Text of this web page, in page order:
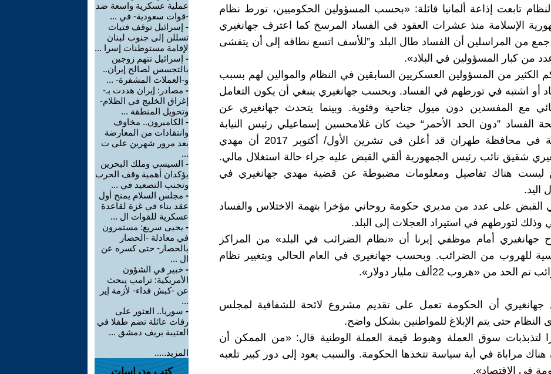
تابعت إذاعة ألمانيا قائلة: «بحسب المسؤولين الحكوميين، تورط نظام
الإسلامة منذ عشرات العقود في الفساد المرسخ كما اعترف جهانغيري
جمع من المراسلين أن الفساد طال البلد و”للأسف اتسع نطاقه إلى أن يتفشى
من كبار المسؤولين في البلاد».
الكثير من المسؤولين العسكريين السابقين في النظام والموالين لهم بسبب
أو اشتبه في تورطهم في الفساد. وبحسب جهانغيري ينبغي أن يكون التعامل
مع المفسدين دون ميول جناحية وفئوية. وبينما يتحدث جهانغيري عن
الفساد ”دون الحد الأحمر“ حيث كان غلامحسين إسماعيلي رئيس النيابة
العامة في محافظة طهران قد أعلن في تشرين الأول/ أكتوبر 2017 أن مهدي
شقيق نائب رئيس الجمهورية ألقي القبض عليه جراء حالة استغلال مالي.
ليست هناك تفاصيل ومعلومات مضبوطة عن قضية مهدي جهانغيري في
اليد.
القبض على عدد من مديري حكومة روحاني مؤخرا بتهمة الاختلاس والفساد
وذلك لتورطهم في استيراد العجلات إلى البلد.
جهانغيري أمام موظفي إيرنا أن «نظام الضرائب في البلد» من المراكز
للهروب من الضرائب. وبحسب جهانغيري في العام الحالي وبتغيير نظام
تم الحد من «هروب 22ألف مليار دولار».
جهانغيري أن الحكومة تعمل على تقديم مشروع لائحة للشفافية لمجلس
النظام حتى يتم الإبلاغ للمواطنين بشكل واضح.
لتذبذبات سوق العملة وهبوط قيمة العملة الوطنية قال: «من الممكن أن
هناك مراباة في أية سياسة تتخذها الحكومة. والسبب يعود إلى دور كبير تلعبه
في الاقتصاد».
عملية عسكرية واسعة ضد
-قوات سعودية- في ...
- إسرائيل توقف فتيات
تسللن إلى جنوب لبنان
لإقامة مستوطنات إسرا ...
- إسرائيل تتهم زوجين
بالتجسس لصالح إيران..
و-العملات المشفرة- ...
- مصادر: إيران هددت بـ-
إغراق الخليج في الظلام-
وتحويل المنطقة ...
- الكاميرون.. مخاوف
وانتقادات من المعارضة
بعد مرور شهرين على ت
...
- السيسي وملك البحرين
يؤكدان أهمية وقف الحرب
وتجنب التصعيد في ...
- مجلس السلام يمنح أول
عقد بناء في غزة لقاعدة
عسكرية للقوات ال ...
- يحيى سريع: مستمرون
في معادلة -الحصار
بالحصار- حتى كسره عن
ال ...
- خبير في الشؤون
الأمريكية: ترامب يبحث
عن -كبش فداء- لأزمة إير
...
- سوريا.. العثور على
رفات عائلة تضم طفلا في
العتيبة بريف دمشق ...
المزيد.....
كتب ودراسات